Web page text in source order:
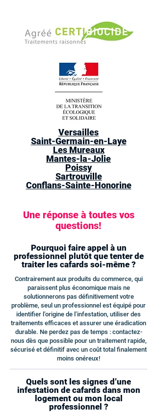
Versailles
Saint-Germain-en-Laye
Les Mureaux
Mantes-la-Jolie
Poissy
Sartrouville
Conflans-Sainte-Honorine
Une réponse à toutes vos
questions!
Pourquoi faire appel à un
professionnel plutôt que tenter de
traiter les cafards soi-même ?
Contrairement aux produits du commerce, qui
paraissent plus économique mais ne
solutionnerons pas définitivement votre
problème, seul un professionnel est équipé pour
identifier l’origine de l’infestation, utiliser des
traitements efficaces et assurer une éradication
durable. Ne perdez pas de temps : contactez-
nous dès que possible pour un traitement rapide,
sécurisé et définitif avec un coût total finalement
moins onéreux!
Quels sont les signes d’une
infestation de cafards dans mon
logement ou mon local
professionnel ?